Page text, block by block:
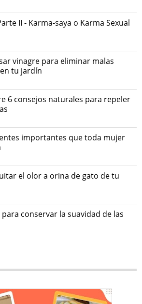
II - Karma-saya o Karma Sexual
vinagre para eliminar malas
tu jardín
6 consejos naturales para repeler
importantes que toda mujer
el olor a orina de gato de tu
para conservar la suavidad de las